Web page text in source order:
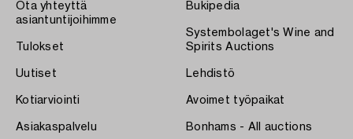
Ota yhteyttä
asiantuntijoihimme
Tulokset
Uutiset
Kotiarviointi
Asiakaspalvelu
Bukipedia
Systembolaget's Wine and
Spirits Auctions
Lehdistö
Avoimet työpaikat
Bonhams - All auctions